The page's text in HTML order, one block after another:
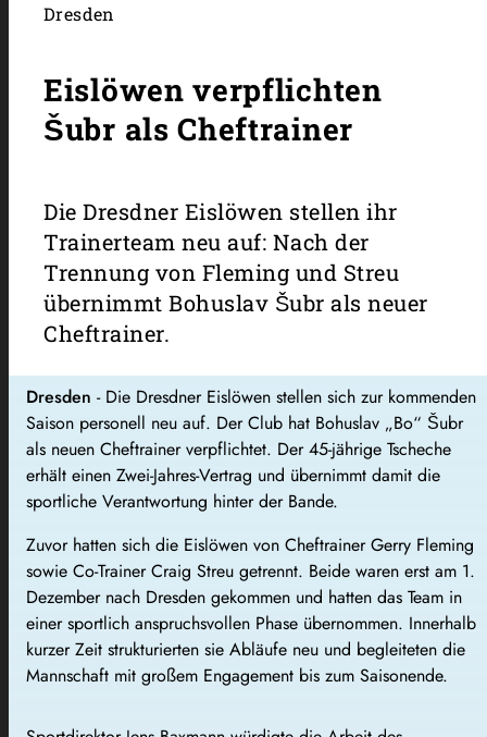
Dresden
Eislöwen verpflichten
Šubr als Cheftrainer
Die Dresdner Eislöwen stellen ihr
Trainerteam neu auf: Nach der
Trennung von Fleming und Streu
übernimmt Bohuslav Šubr als neuer
Cheftrainer.
Dresden - Die Dresdner Eislöwen stellen sich zur kommenden
Saison personell neu auf. Der Club hat Bohuslav „Bo“ Šubr
als neuen Cheftrainer verpflichtet. Der 45-jährige Tscheche
erhält einen Zwei-Jahres-Vertrag und übernimmt damit die
sportliche Verantwortung hinter der Bande.
Zuvor hatten sich die Eislöwen von Cheftrainer Gerry Fleming
sowie Co-Trainer Craig Streu getrennt. Beide waren erst am 1.
Dezember nach Dresden gekommen und hatten das Team in
einer sportlich anspruchsvollen Phase übernommen. Innerhalb
kurzer Zeit strukturierten sie Abläufe neu und begleiteten die
Mannschaft mit großem Engagement bis zum Saisonende.